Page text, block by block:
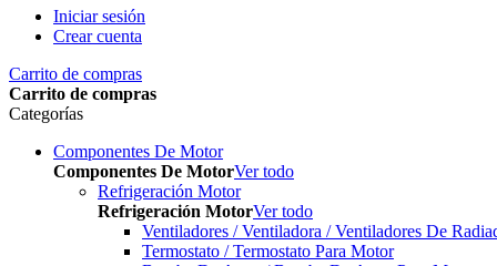
Iniciar sesión
Crear cuenta
Carrito de compras
Carrito de compras
Categorías
Componentes De Motor
Componentes De MotorVer todo
Refrigeración Motor
Refrigeración MotorVer todo
Ventiladores / Ventiladora / Ventiladores De
Termostato / Termostato Para Motor